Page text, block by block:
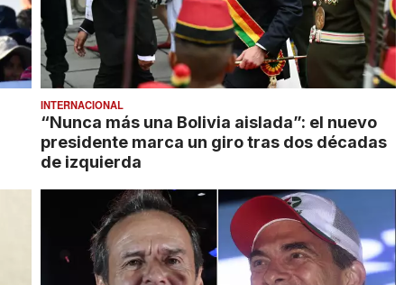
INTERNACIONAL
“Nunca más una Bolivia aislada”: el nuevo
presidente marca un giro tras dos décadas
de izquierda